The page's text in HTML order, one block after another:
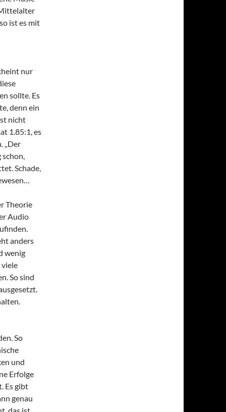
ist es mit
nur
sollte. Es
denn ein
nicht
1.85:1, es
„Der
schon,
Schade,
Theorie
Audio
anders
wenig
viele
So sind
So
und
Erfolge
Es gibt
genau